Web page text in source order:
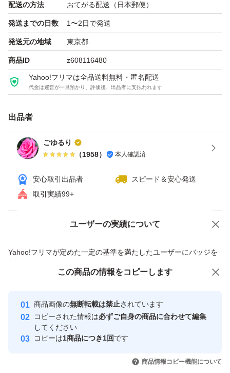
+* ゜全８色 まとめ*+:。.。.。:+* ゜
■赤みより（ブルベ）
↑ピンクオークル１０
↑
↑ベビーピンクオークル００
■中間色 オークル００〜３０
↓
↓ベージュオークル１０〜２０
■黄色より（イエベ）
＊数値は明度
２０
ずっと同じではなく季節ごとに使い分けると良いみたいで
配送の方法 おてがる配送（日本郵便）
発送までの日数 1〜2日で発送
発送元の地域 東京都
商品ID z608116480
Yahoo!フリマは全品送料無料・匿名配送
代金は運営が一旦預かり、評価後、出品者に支払われます
出品者
ごゆるり
（1958） 本人確認済
安心取引出品者
スピード＆安心発送
取引実績99+
ユーザーの実績について
Yahoo!フリマが定めた一定の基準を満たしたユーザーにバッジを
付与しています
安心取引出品者
心・安全なユーザーです
取引実績
引を完了させた実績があります
価格の相談 商品への質問
この商品の情報をコピーします
商品画像の無断転載は禁止されています
コピーされた情報は必ずご自身の商品に合わせて編集
してください
コピーは1商品につき1回です
商品情報コピー機能について
この商品をみている人にオススメ